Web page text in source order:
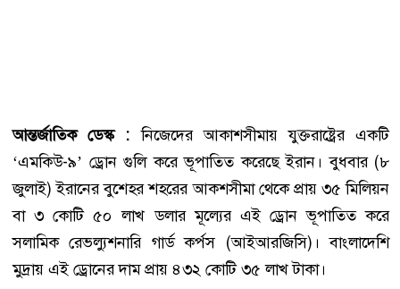
আন্তর্জাতিক ডেস্ক : নিজেদের আকাশসীমায় যুক্তরাষ্ট্রের একটি
‘এমকিউ-৯’ ড্রোন গুলি করে ভূপাতিত করেছে ইরান। বুধবার (৮
জুলাই) ইরানের বুশেহর শহরের আকশসীমা থেকে প্রায় ৩৫ মিলিয়ন
বা ৩ কোটি ৫০ লাখ ডলার মূল্যের এই ড্রোন ভূপাতিত করে
সলামিক রেভল্যুশনারি গার্ড কর্পস (আইআরজিসি)। বাংলাদেশি
মুদ্রায় এই ড্রোনের দাম প্রায় ৪৩২ কোটি ৩৫ লাখ টাকা।